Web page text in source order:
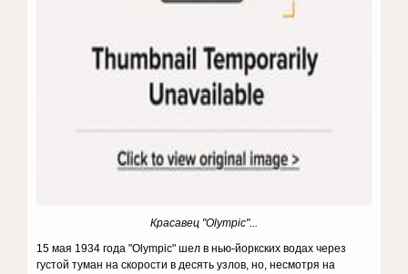
Красавец "Olympic"...
15 мая 1934 года "Olympic" шел в нью-йоркских водах через
густой туман на скорости в десять узлов, но, несмотря на